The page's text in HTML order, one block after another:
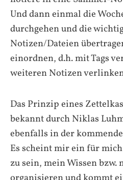
Und dann einmal die
durchgehen und die
Notizen/Dateien
einordnen, d.h. mit Tags
weiteren Notizen
Das Prinzip eines
bekannt durch Niklas
ebenfalls in der
Es scheint mir ein für
zu sein, mein Wissen bzw.